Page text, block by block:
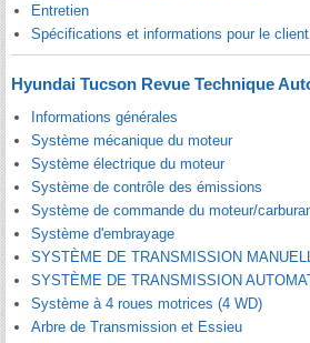
Entretien
Spécifications et informations pour le client
Hyundai Tucson Revue Technique
Informations générales
Système mécanique du moteur
Système électrique du moteur
Système de contrôle des émissions
Système de commande du moteur/
Système d'embrayage
SYSTÈME DE TRANSMISSION
SYSTÈME DE TRANSMISSION
Système à 4 roues motrices (4 WD)
Arbre de Transmission et Essieu